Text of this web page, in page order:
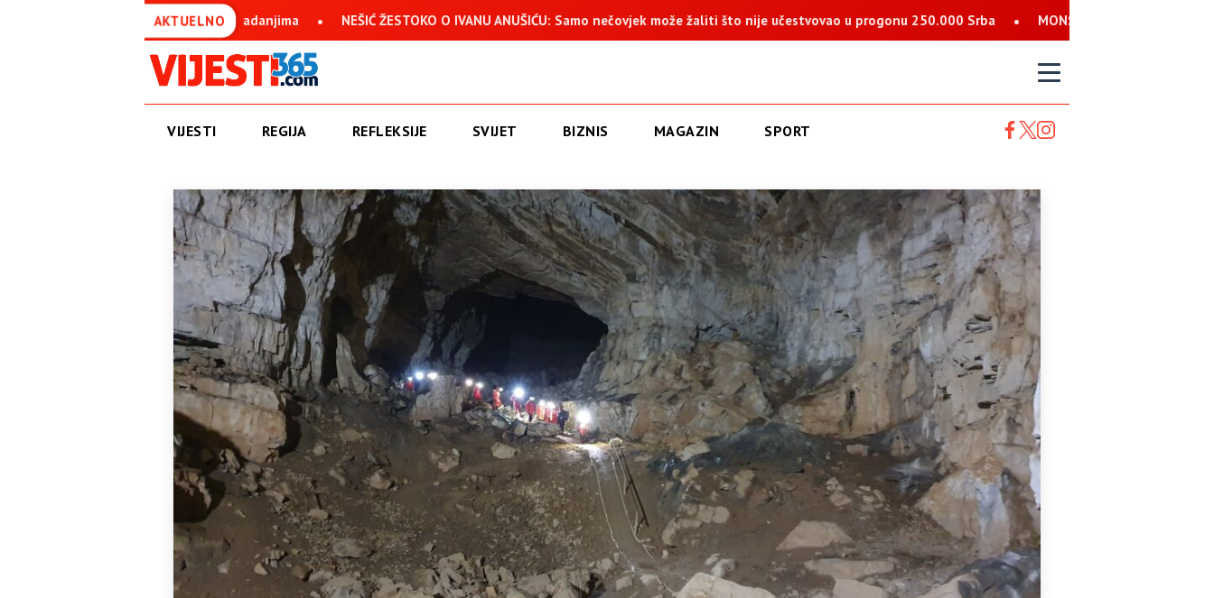
AKTUELNO
uprkos svim stradanjima NEŠIĆ ŽESTOKO O IVANU ANUŠIĆU: Samo nečovjek može žaliti što nije učestvovao u progonu 250.000 Srba MONSTRUOZNE PRIJETNJE SRBIMA:
VIJESTI REGIJA REFLEKSIJE SVIJET BIZNIS MAGAZIN SPORT